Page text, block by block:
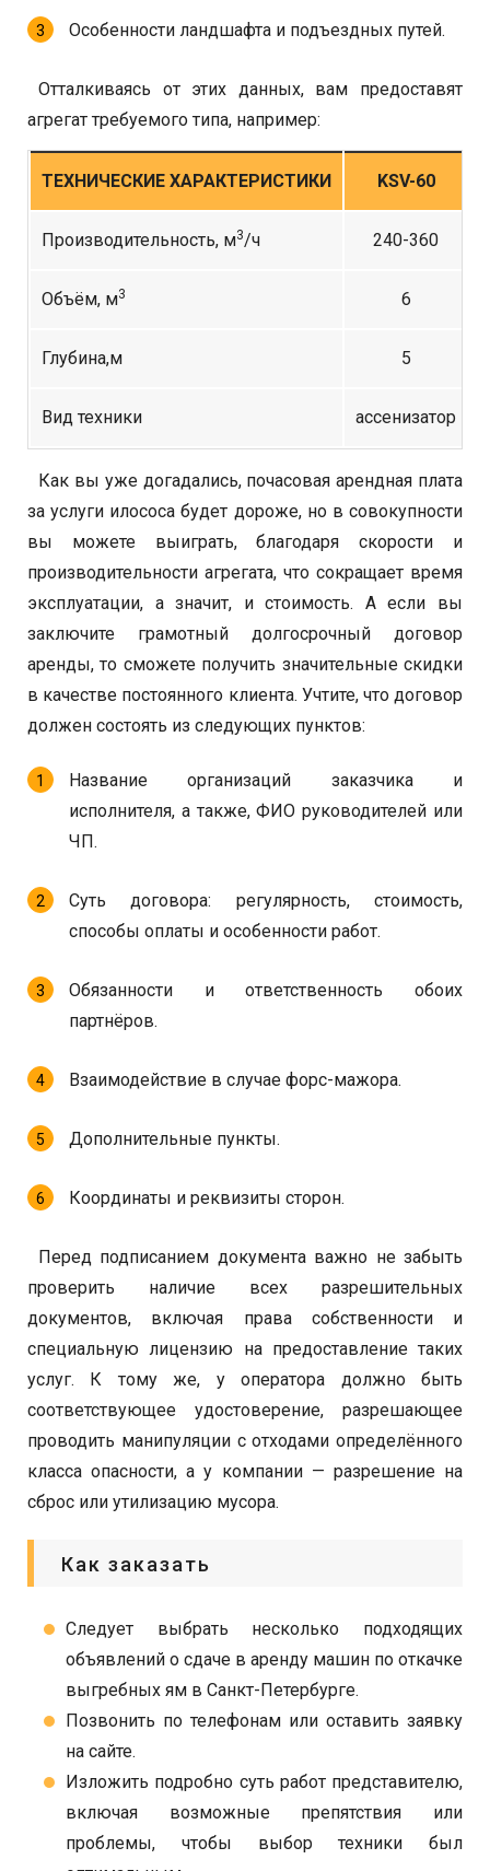
Особенности ландшафта и подъездных путей.
Отталкиваясь от этих данных, вам предоставят
агрегат требуемого типа, например:
ТЕХНИЧЕСКИЕ ХАРАКТЕРИСТИКИ KSV-60
Производительность, м3/ч 240-360
Объём, м3 6
Глубина,м 5
Вид техники ассенизатор
Как вы уже догадались, почасовая арендная плата
за услуги илососа будет дороже, но в совокупности
вы можете выиграть, благодаря скорости и
производительности агрегата, что сокращает время
эксплуатации, а значит, и стоимость. А если вы
заключите грамотный долгосрочный договор
аренды, то сможете получить значительные скидки
в качестве постоянного клиента. Учтите, что договор
должен состоять из следующих пунктов:
Название организаций заказчика и
исполнителя, а также, ФИО руководителей или
ЧП.
Суть договора: регулярность, стоимость,
способы оплаты и особенности работ.
Обязанности и ответственность обоих
партнёров.
Взаимодействие в случае форс-мажора.
Дополнительные пункты.
Координаты и реквизиты сторон.
Перед подписанием документа важно не забыть
проверить наличие всех разрешительных
документов, включая права собственности и
специальную лицензию на предоставление таких
услуг. К тому же, у оператора должно быть
соответствующее удостоверение, разрешающее
проводить манипуляции с отходами определённого
класса опасности, а у компании — разрешение на
сброс или утилизацию мусора.
Как заказать
Следует выбрать несколько подходящих
объявлений о сдаче в аренду машин по откачке
выгребных ям в Санкт-Петербурге.
Позвонить по телефонам или оставить заявку
на сайте.
Изложить подробно суть работ представителю,
включая возможные препятствия или
проблемы, чтобы выбор техники был